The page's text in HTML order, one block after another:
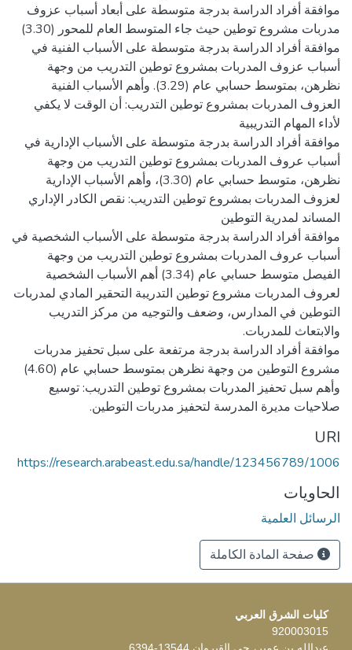
موافقة أفراد الدراسة بدرجة متوسطة على أبعاد أسباب عزوف
موافقة أفراد الدراسة بدرجة متوسطة على الأسباب الفنية في
أسباب عزوف المدربات بمشروع توطين التدريب من وجهة
نظرهن، بمتوسط حسابي عام (3.29). وأهم الأسباب الفنية
العزوف المدربات بمشروع توطين التدريب: أن الوقت لا يكفي
موافقة أفراد الدراسة بدرجة متوسطة على الأسباب الإدارية في
أسباب عروف المدربات بمشروع توطين التدريب من وجهة
نظرهن، متوسط حسابي عام (3.30)، وأهم الأسباب الإدارية
لعزوف المدربات بمشروع توطين التدريب: نقص الكادر الإداري
موافقة أفراد الدراسة بدرجة متوسطة على الأسباب الشخصية في
أسباب عروف المدربات بمشروع توطين التدريب من وجهة
الفيصل متوسط حسابي عام (3.34) أهم الأسباب الشخصية
لعروف المدربات مشروع توطين التدريبة التحقير المادي لمدربات
التوطين في المدارس، وضعف والتوجيه من مركز التدريب
موافقة أفراد الدراسة بدرجة مرتفعة على سبل تحفيز مدربات
مشروع التوطين من وجهة نظرهن بمتوسط حسابي عام (4.60)
وأهم سبل تحفيز المدربات بمشروع توطين التدريب: توسيع
صلاحيات مديرة المدرسة لتحفيز مدربات التوطين.
URI
https://research.arabeast.edu.sa/handle/123456789/1006
الحاويات
الرسائل العلمية
صفحة المادة الكاملة
كليات الشرق العربي
920003015
عبدالله بن عمير، حي القيروان 13544-6394